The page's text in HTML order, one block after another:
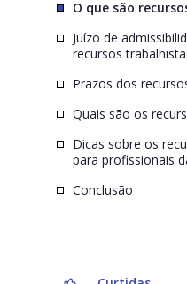
O que são
Juízo de
recursos
Prazos dos
Quais são os
Dicas sobre os
para profissionais
Conclusão